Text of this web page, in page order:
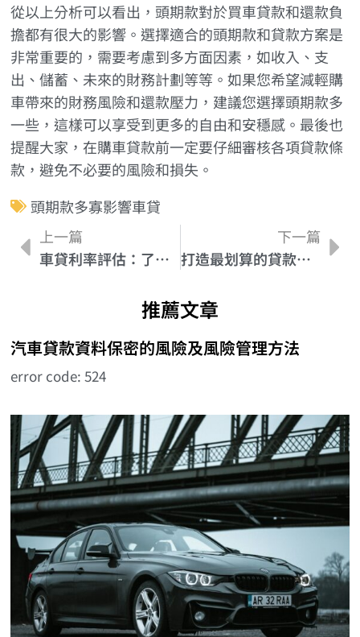
從以上分析可以看出，頭期款對於買車貸款和還款負
擔都有很大的影響。選擇適合的頭期款和貸款方案是
非常重要的，需要考慮到多方面因素，如收入、支
出、儲蓄、未來的財務計劃等等。如果您希望減輕購
車帶來的財務風險和還款壓力，建議您選擇頭期款多
一些，這樣可以享受到更多的自由和安穩感。最後也
提醒大家，在購車貸款前一定要仔細審核各項貸款條
款，避免不必要的風險和損失。
頭期款多寡影響車貸
上一篇
車貸利率評估：了解車貸利率計算方式
下一篇
打造最划算的貸款方案：汽車貸款年利率全解析
推薦文章
汽車貸款資料保密的風險及風險管理方法
error code: 524